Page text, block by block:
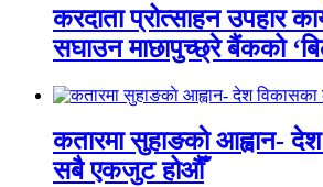
करदाता प्रोत्साहन उपहार
सघाउन माछापुच्छ्रे बैंकको
कतारमा सुहाङकाे आह्वान-
सबै एकजुट होऔँ